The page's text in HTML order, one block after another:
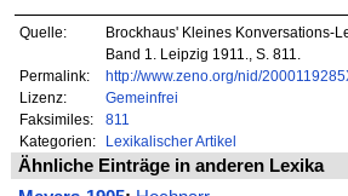
Quelle:
Brockhaus' Kleines Konversations-
Band 1. Leipzig 1911., S. 811.
Permalink:
http://www.zeno.org/nid/
Lizenz:
Gemeinfrei
Faksimiles:
811
Kategorien:
Lexikalischer Artikel
Ähnliche Einträge in anderen Lexika